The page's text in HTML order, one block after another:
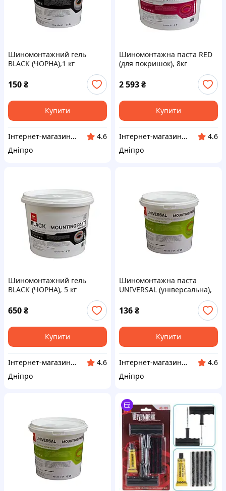
Шиномонтажний гель
BLACK (ЧОРНА),1 кг
150₴
Купити
Інтернет-магазин "Klever"
4.6
Дніпро
Шиномонтажна паста RED
(для покришок), 8кг
2 593₴
Купити
Інтернет-магазин "Klever"
4.6
Дніпро
Шиномонтажний гель
BLACK (ЧОРНА), 5 кг
650₴
Купити
Інтернет-магазин "Klever"
4.6
Дніпро
Шиномонтажна паста
UNIVERSAL (універсальна),
136₴
Купити
Інтернет-магазин "Klever"
4.6
Дніпро